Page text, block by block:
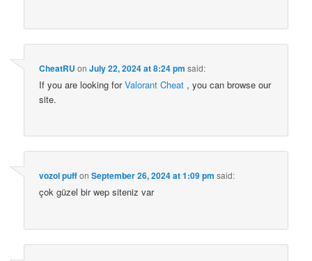
CheatRU onJuly 22, 2024 at 8:24 pm said:
If you are looking forValorant Cheat , you can browse our
site.
vozol puffonSeptember 26, 2024 at 1:09 pm said:
çok güzel bir wep siteniz var